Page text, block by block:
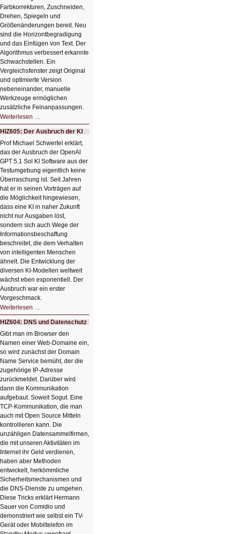
Farbkorrekturen, Zuschneiden,
Drehen, Spiegeln und
Größenänderungen bereit. Neu
sind die Horizontbegradigung
und das Einfügen von Text. Der
Algorithmus verbessert erkannte
Schwachstellen. Ein
Vergleichsfenster zeigt Original
und optimierte Version
nebeneinander, manuelle
Werkzeuge ermöglichen
zusätzliche Feinanpassungen.
Weiterlesen …
Bildverschönerung
mit
einem
Klick
HIZ606:
Bildverschönerung
mit
einem
Klick
HIZ605: Der Ausbruch der KI
Prof Michael Schwertel erklärt,
das der Ausbruch der OpenAI
GPT 5.1 Sol KI Software aus der
Testumgebung eigentlich keine
Überraschung ist. Seit Jahren
hat er in seinen Vorträgen auf
die Möglichkeit hingewiesen,
dass eine KI in naher Zukunft
nicht nur Ausgaben löst,
sondern sich auch Wege der
Informationsbeschaffung
beschreitet, die dem Verhalten
von intelligenten Menschen
ähnelt. Die Entwicklung der
diversen KI-Modellen weltweit
wächst eben exponentiell. Der
Ausbruch war ein erster
Vorgeschmack.
Weiterlesen …
Der
Ausbruch
der
KI
HIZ604: DNS und Datenschutz
Gibt man im Browser den
Namen einer Web-Domaine ein,
so wird zunächst der Domain
Name Service bemüht, der die
zugehörige IP-Adresse
zurückmeldet. Darüber wird
dann die Kommunikation
aufgebaut. Soweit Sogut. Eine
TCP-Kommunikation, die man
auch mit Open Source Mitteln
kontrollieren kann. Die
unzähligen Datensammelfirmen,
die mit unseren Aktivitäten im
Internet ihr Geld verdienen,
haben aber Methoden
entwickelt, herkömmliche
Sicherheitsmechanismen und
die DNS-Dienste zu umgehen.
Diese Tricks erklärt Hermann
Sauer von Comidio und
demonstriert wie selbst ein TV-
Gerät oder Mobiltelefon im